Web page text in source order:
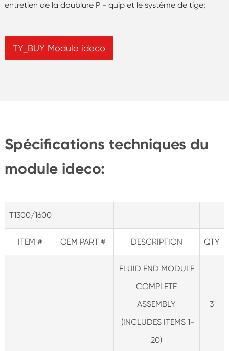
entretien de la doublure P - quip et le système de tige;
TY_BUY Module ideco
Spécifications techniques du
module ideco:
T1300/1600
ITEM # OEM PART # DESCRIPTION QTY
FLUID END MODULE
COMPLETE
ASSEMBLY
(INCLUDES ITEMS 1-
20)
3